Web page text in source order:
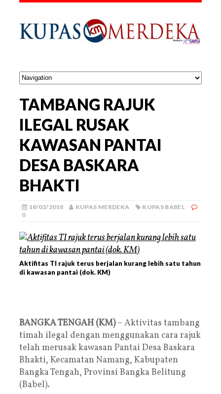
TAMBANG RAJUK
ILEGAL RUSAK
KAWASAN PANTAI
DESA BASKARA
BHAKTI
18/02/2018 KUPAS MERDEKA
KUPAS BABEL
0
Aktifitas TI rajuk terus berjalan kurang lebih satu tahun
di kawasan pantai (dok. KM)
BANGKA TENGAH (KM)– Aktivitas tambang
timah ilegal dengan menggunakan cara rajuk
telah merusak kawasan Pantai Desa Baskara
Bhakti, Kecamatan Namang, Kabupaten
Bangka Tengah, Provinsi Bangka Belitung
(Babel).